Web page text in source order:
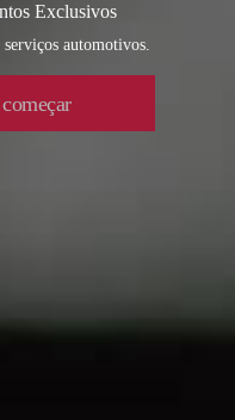
Exclusivos
automotivos.